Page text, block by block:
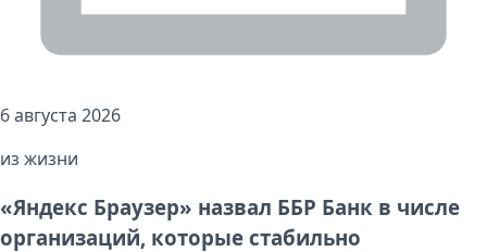
6 августа 2026
из жизни
«Яндекс Браузер» назвал ББР Банк в числе
организаций, которые стабильно